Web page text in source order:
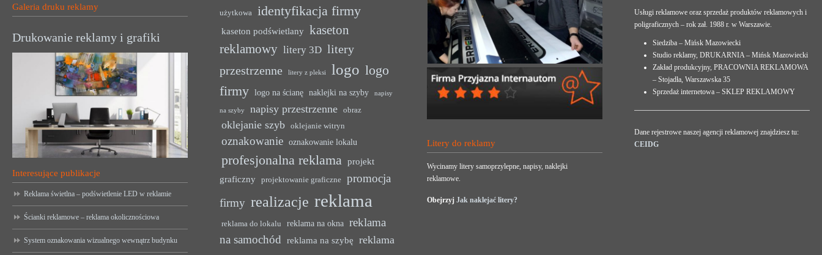
Galeria druku reklamy
Drukowanie reklamy i grafiki
Interesujące publikacje
Reklama świetlna – podświetlenie LED w reklamie
Ścianki reklamowe – reklama okolicznościowa
System oznakowania wizualnego wewnątrz budynku
użytkowa identyfikacja firmy
kaseton podświetlany kaseton
reklamowy litery 3D litery
przestrzenne
litery z pleksi logo logo
firmy
logo na ścianę naklejki na szyby napisy
na szyby napisy przestrzenne obraz
oklejanie szyb oklejanie witryn
oznakowanie oznakowanie lokalu
profesjonalna reklama projekt
graficzny
projektowanie graficzne
promocja
firmy realizacje reklama
reklama do lokalu reklama na okna
reklama
na samochód reklama na szybę reklama
Litery do reklamy
Wycinamy litery samoprzylepne, napisy, naklejki
reklamowe.
ObejrzyjJak naklejać litery?
Usługi reklamowe oraz sprzedaż produktów reklamowych i
poligraficznych – rok zał. 1988 r. w Warszawie.
Siedziba – Mińsk Mazowiecki
Studio reklamy, DRUKARNIA – Mińsk Mazowiecki
Zakład produkcyjny, PRACOWNIA REKLAMOWA
– Stojadła, Warszawska 35
Sprzedaż internetowa – SKLEP REKLAMOWY
Dane rejestrowe naszej agencji reklamowej znajdziesz tu:
CEIDG